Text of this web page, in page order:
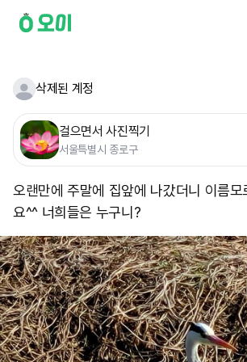
삭제된 계정
걸으면서 사진찍기
서울특별시 종로구
오랜만에 주말에 집앞에 나갔더니 이름모
요^^ 너희들은 누구니?